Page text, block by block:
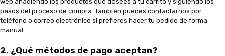
web añadiendo los productos que desees a tu carrito y siguiendo los
pasos del proceso de compra. También puedes contactarnos por
teléfono o correo electrónico si prefieres hacer tu pedido de forma
manual.
2. ¿Qué métodos de pago aceptan?